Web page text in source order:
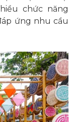
chức năng
ứng nhu cầu